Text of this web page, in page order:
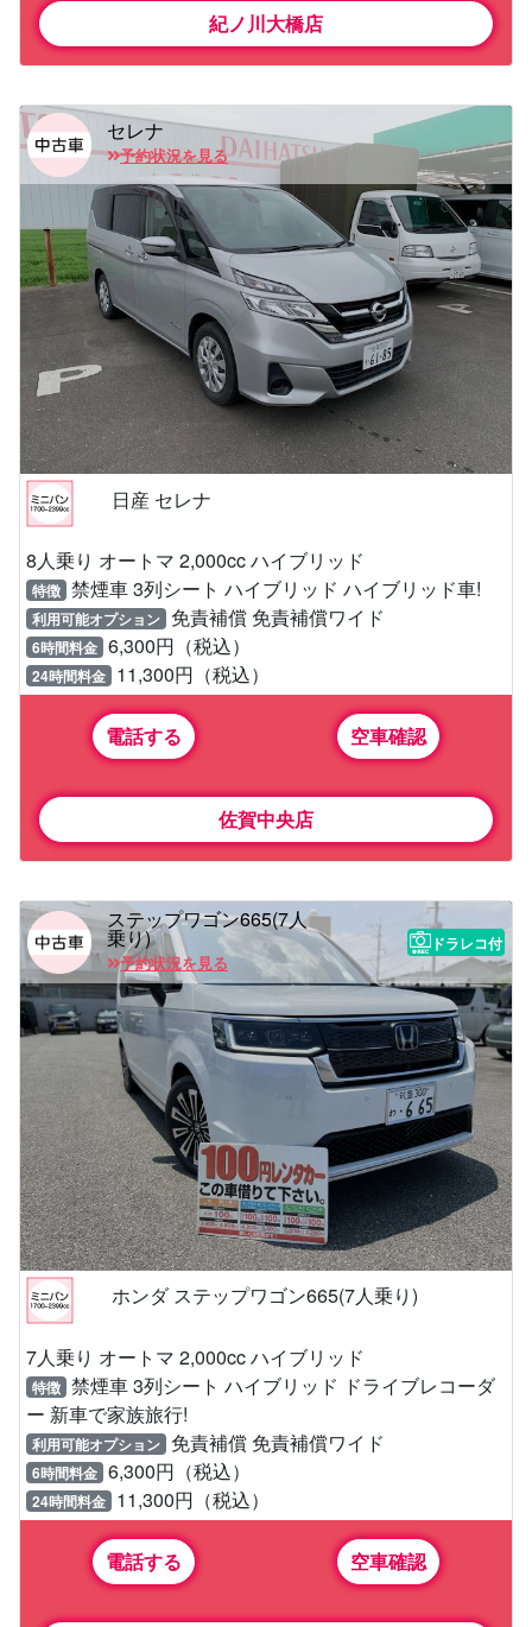
紀ノ川大橋店
セレナ
予約状況を見る
日産 セレナ
8人乗り オートマ 2,000cc ハイブリッド
特徴 禁煙車 3列シート ハイブリッド ハイブリッド車!
利用可能オプション 免責補償 免責補償ワイド
6時間料金 6,300円（税込）
24時間料金 11,300円（税込）
電話する 空車確認
佐賀中央店
ステップワゴン665(7人
乗り)
予約状況を見る
ドラレコ付
ホンダ ステップワゴン665(7人乗り)
7人乗り オートマ 2,000cc ハイブリッド
特徴 禁煙車 3列シート ハイブリッド ドライブレコーダ
ー 新車で家族旅行!
利用可能オプション 免責補償 免責補償ワイド
6時間料金 6,300円（税込）
24時間料金 11,300円（税込）
電話する 空車確認